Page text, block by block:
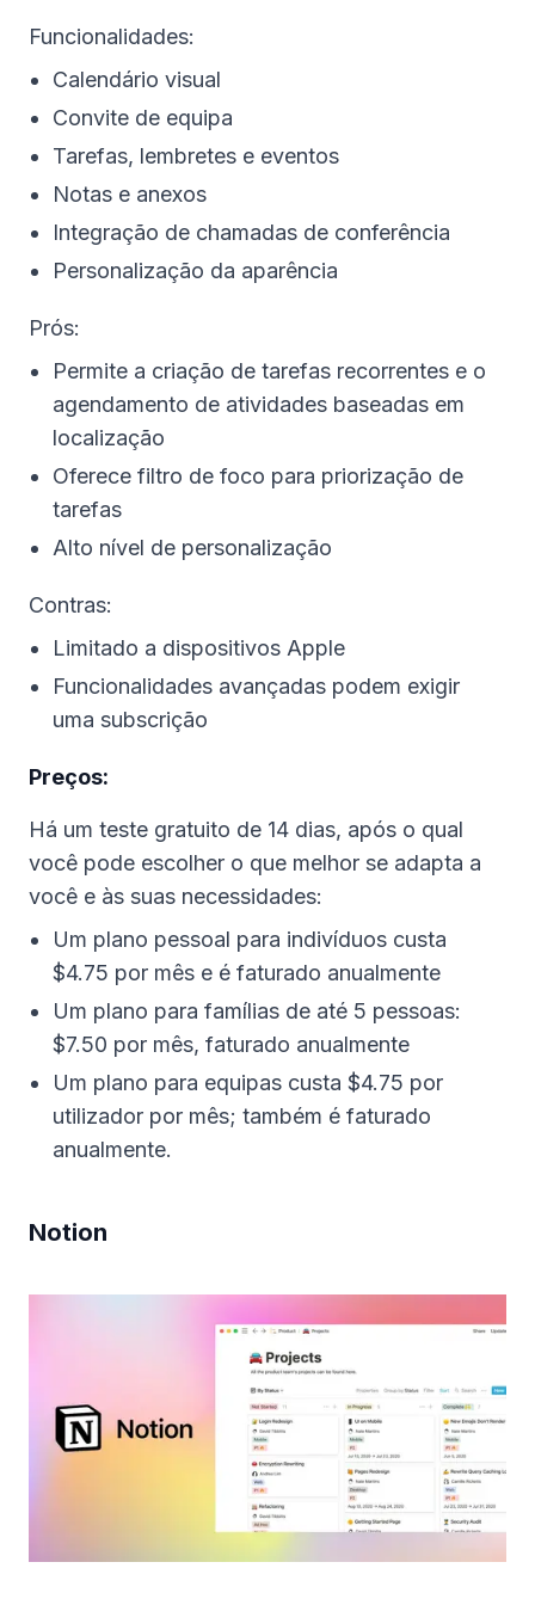
Funcionalidades:
Calendário visual
Convite de equipa
Tarefas, lembretes e eventos
Notas e anexos
Integração de chamadas de conferência
Personalização da aparência
Prós:
Permite a criação de tarefas recorrentes e o
agendamento de atividades baseadas em
localização
Oferece filtro de foco para priorização de
tarefas
Alto nível de personalização
Contras:
Limitado a dispositivos Apple
Funcionalidades avançadas podem exigir
uma subscrição
Preços:
Há um teste gratuito de 14 dias, após o qual
você pode escolher o que melhor se adapta a
você e às suas necessidades:
Um plano pessoal para indivíduos custa
$4.75 por mês e é faturado anualmente
Um plano para famílias de até 5 pessoas:
$7.50 por mês, faturado anualmente
Um plano para equipas custa $4.75 por
utilizador por mês; também é faturado
anualmente.
Notion